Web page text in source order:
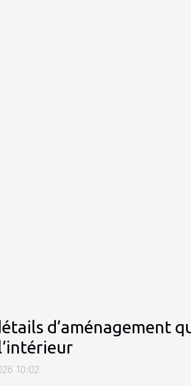
d’aménagement
10:02